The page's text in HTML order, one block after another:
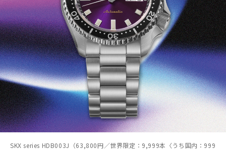
SKX series HDB003J（63,800円／世界限定：9,999本〈うち国内：999